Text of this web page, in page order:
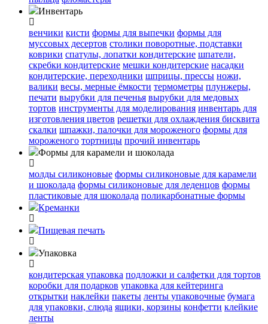
Инвентарь
венчики кисти формы для выпечки формы для
муссовых десертов столики поворотные, подставки
коврики cпатулы, лопатки кондитерские шпатели,
скребки кондитерские мешки кондитерские насадки
кондитерские, переходники шприцы, прессы ножи,
валики весы, мерные ёмкости термометры плунжеры,
печати вырубки для печенья вырубки для медовых
тортов инструменты для моделирования инвентарь для
изготовления цветов решетки для охлаждения бисквита
скалки шпажки, палочки для мороженого формы для
мороженого тортницы прочий инвентарь
Формы для карамели и шоколада
молды силиконовые формы силиконовые для карамели
и шоколада формы силиконовые для леденцов формы
пластиковые для шоколада поликарбонатные формы
Креманки
Пищевая печать
Упаковка
кондитерская упаковка подложки и салфетки для тортов
коробки для подарков упаковка для кейтеринга
открытки наклейки пакеты ленты упаковочные бумага
для упаковки, слюда ящики, корзины конфетти клейкие
ленты